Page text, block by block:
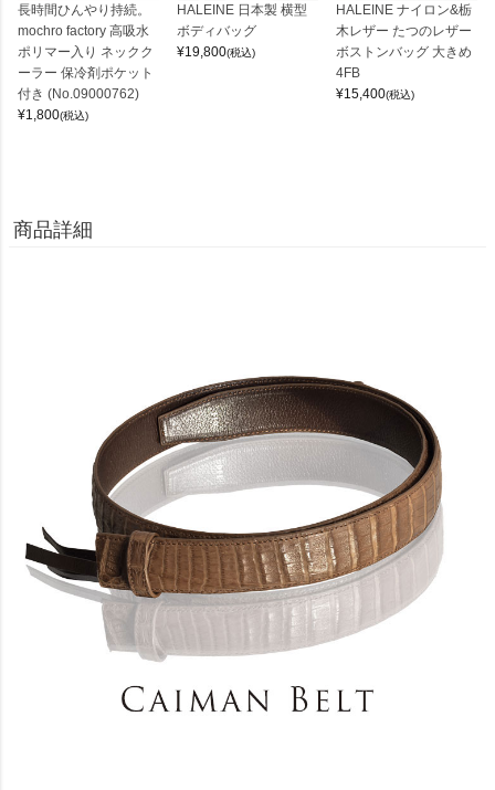
長時間ひんやり持続。
mochro factory 高吸水
ポリマー入り ネックク
ーラー 保冷剤ポケット
付き (No.09000762)
¥1,800(税込)
HALEINE 日本製 横型
ボディバッグ
¥19,800(税込)
HALEINE ナイロン&栃
木レザー たつのレザー
ボストンバッグ 大きめ
4FB
¥15,400(税込)
商品詳細